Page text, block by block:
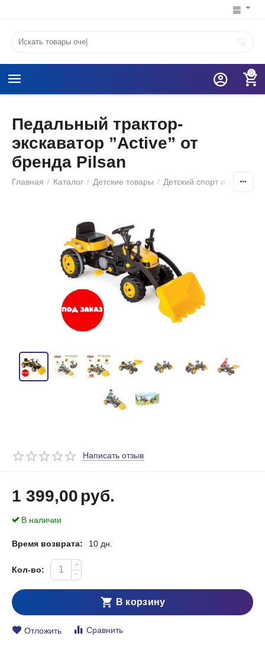
0
Педальный трактор-
экскаватор ”Active” от
бренда Pilsan
Главная / Каталог / Детские товары / Детский спорт и
Написать отзыв
1 399,00руб.
В наличии
Время возврата: 10 дн.
Кол-во:
+
−
В корзину
Отложить Сравнить